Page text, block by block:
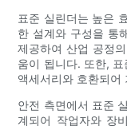
표준 실린더는 높은
한 설계와 구성을 통
제공하여 산업 공정
움이 됩니다. 또한,
액세서리와 호환되어
안전 측면에서 표준
계되어 작업자와 장